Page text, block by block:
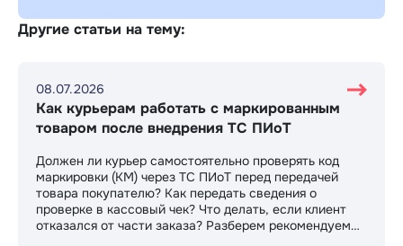
Другие статьи на тему:
08.07.2026
Как курьерам работать с маркированным
товаром после внедрения ТС ПИоТ
Должен ли курьер самостоятельно проверять код
маркировки (КМ) через ТС ПИоТ перед передачей
товара покупателю? Как передать сведения о
проверке в кассовый чек? Что делать, если клиент
отказался от части заказа? Разберем рекомендуемый